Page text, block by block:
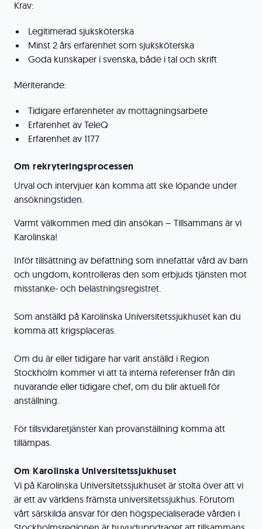
Krav:
Legitimerad sjuksköterska
Minst 2 års erfarenhet som sjuksköterska
Goda kunskaper i svenska, både i tal och skrift
Meriterande:
Tidigare erfarenheter av mottagningsarbete
Erfarenhet av TeleQ
Erfarenhet av 1177
Om rekryteringsprocessen
Urval och intervjuer kan komma att ske löpande under
ansökningstiden.
Varmt välkommen med din ansökan – Tillsammans är vi
Karolinska!
Inför tillsättning av befattning som innefattar vård av barn
och ungdom, kontrolleras den som erbjuds tjänsten mot
misstanke- och belastningsregistret.
Som anställd på Karolinska Universitetssjukhuset kan du
komma att krigsplaceras.
Om du är eller tidigare har varit anställd i Region
Stockholm kommer vi att ta interna referenser från din
nuvarande eller tidigare chef, om du blir aktuell för
anställning.
För tillsvidaretjänster kan provanställning komma att
tillämpas.
Om Karolinska Universitetssjukhuset
Vi på Karolinska Universitetssjukhuset är stolta över att vi
är ett av världens främsta universitetssjukhus. Förutom
vårt särskilda ansvar för den högspecialiserade vården i